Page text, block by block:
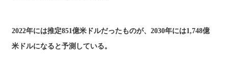
2022年には推定851億米ドルだったものが、2030年には1,748億
米ドルになると予測している。